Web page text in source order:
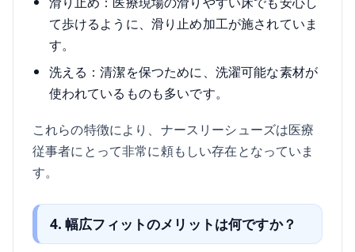
て歩けるように、滑り止め加工が施されていま
す。
洗える：清潔を保つために、洗濯可能な素材が
使われているものも多いです。
これらの特徴により、ナースリーシューズは医療
従事者にとって非常に頼もしい存在となっていま
す。
4. 幅広フィットのメリットは何ですか？